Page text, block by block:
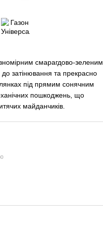
смарагдово-зеленим
до затінювання та прекрасно
під прямим сонячним
пошкоджень, що
майданчиків.